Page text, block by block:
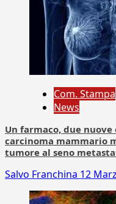
Com. Stampa
News
Un farmaco, due
carcinoma mammario
tumore al seno
Salvo Franchina 12